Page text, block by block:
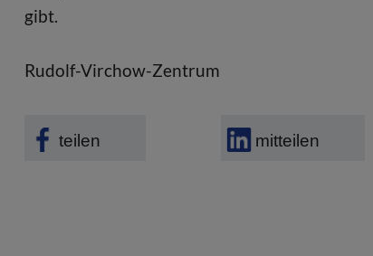
gibt.
Rudolf-Virchow-Zentrum
teilen mitteilen